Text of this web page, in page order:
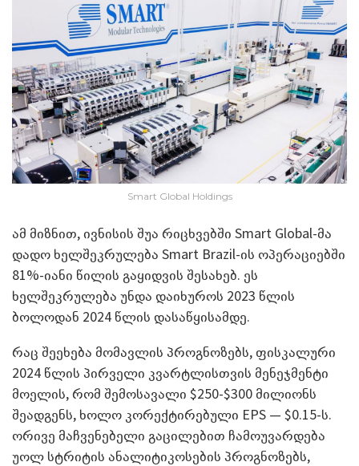
Smart Global Holdings
ამ მიზნით, ივნისის შუა რიცხვებში Smart Global-მა
დადო ხელშეკრულება Smart Brazil-ის ოპერაციებში
81%-იანი წილის გაყიდვის შესახებ. ეს
ხელშეკრულება უნდა დაიხუროს 2023 წლის
ბოლოდან 2024 წლის დასაწყისამდე.
რაც შეეხება მომავლის პროგნოზებს, ფისკალური
2024 წლის პირველი კვარტლისთვის მენეჯმენტი
მოელის, რომ შემოსავალი $250-$300 მილიონს
შეადგენს, ხოლო კორექტირებული EPS — $0.15-ს.
ორივე მაჩვენებელი გაცილებით ჩამოუვარდება
უოლ სტრიტის ანალიტიკოსების პროგნოზებს,